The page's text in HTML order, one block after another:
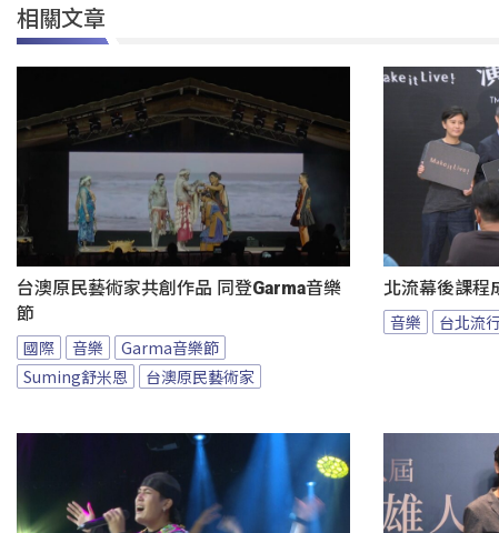
相關文章
台澳原民藝術家共創作品 同登Garma音樂
節
國際 音樂
Garma音樂節
Suming舒米恩
台澳原民藝術家
北流幕後課程
音樂 台北流